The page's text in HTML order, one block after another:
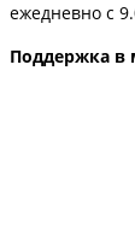
ежедневно с
Поддержка в